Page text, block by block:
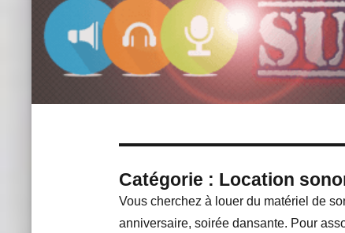
Catégorie : Location
Vous cherchez à louer du matériel de
anniversaire, soirée dansante. Pour